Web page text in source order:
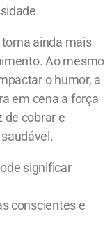
ainda mais
Ao mesmo
o humor, a
em cena a força
de cobrar e
significar
conscientes e